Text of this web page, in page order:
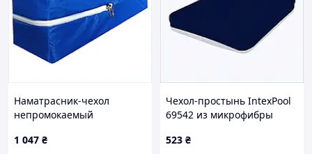
Наматрасник-чехол
непромокаемый
Протект 70x200 h 23 см,
1 047 ₴
Чехол-простынь IntexPool
69542 из микрофибры
523 ₴